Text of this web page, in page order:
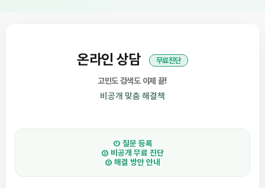
온라인 상담 무료진단
고민도 검색도 이제 끝!
비공개 맞춤 해결책
① 질문 등록
② 비공개 무료 진단
③ 해결 방안 안내